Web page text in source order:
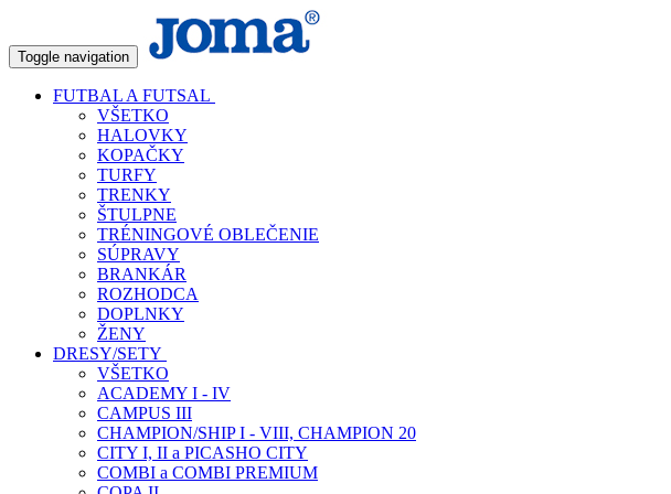
Toggle navigation
FUTBAL A FUTSAL
VŠETKO
HALOVKY
KOPAČKY
TURFY
TRENKY
ŠTULPNE
TRÉNINGOVÉ OBLEČENIE
SÚPRAVY
BRANKÁR
ROZHODCA
DOPLNKY
ŽENY
DRESY/SETY
VŠETKO
ACADEMY I - IV
CAMPUS III
CHAMPION/SHIP I - VIII, CHAMPION 20
CITY I, II a PICASHO CITY
COMBI a COMBI PREMIUM